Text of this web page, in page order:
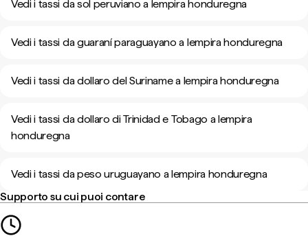
Vedi i tassi da sol peruviano a lempira honduregna
Vedi i tassi da guaraní paraguayano a lempira honduregna
Vedi i tassi da dollaro del Suriname a lempira honduregna
Vedi i tassi da dollaro di Trinidad e Tobago a lempira
honduregna
Vedi i tassi da peso uruguayano a lempira honduregna
Supporto su cui puoi contare